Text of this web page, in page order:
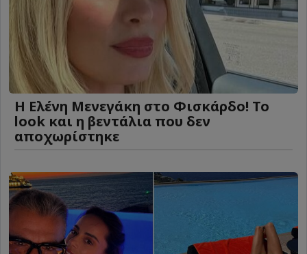
Η Ελένη Μενεγάκη στο Φισκάρδο! Το
look και η βεντάλια που δεν
αποχωρίστηκε